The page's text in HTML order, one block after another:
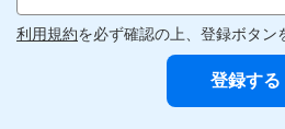
利用規約を必ず確認の上、登録ボタン